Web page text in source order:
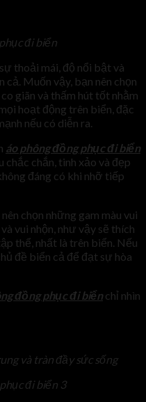
đi biển
, sự thoải mái, độ nổi bật và
Muốn vậy, bạn nên chọn
giãn và thấm hút tốt nhằm
hoạt động trên biển, đặc
nếu có diễn ra.
áo phông đồng phục đi biển
chắc chắn, tinh xảo và đẹp
đáng có khi nhỡ tiếp
nên chọn những gam màu vui
vui nhộn, như vậy sẽ thích
thể, nhất là trên biển. Nếu
đề biển cả để đạt sự hòa
đồng phục đi biển chỉ nhìn
và tràn đầy sức sống